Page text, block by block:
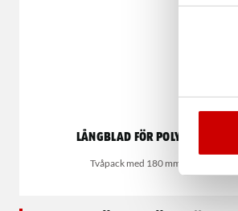
Långblad för polystyren
Tvåpack med 180 mm-blad.